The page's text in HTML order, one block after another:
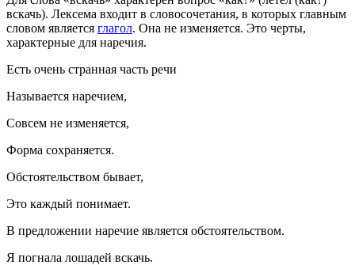
вскачь). Лексема входит в словосочетания, в которых главным
словом является глагол. Она не изменяется. Это черты,
характерные для наречия.
Есть очень странная часть речи
Называется наречием,
Совсем не изменяется,
Форма сохраняется.
Обстоятельством бывает,
Это каждый понимает.
В предложении наречие является обстоятельством.
Я погнала лошадей вскачь.